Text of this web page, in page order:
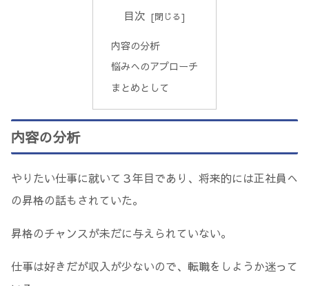
目次
内容の分析
悩みへのアプローチ
まとめとして
内容の分析
やりたい仕事に就いて３年目であり、将来的には正社員へ
の昇格の話もされていた。
昇格のチャンスが未だに与えられていない。
仕事は好きだが収入が少ないので、転職をしようか迷って